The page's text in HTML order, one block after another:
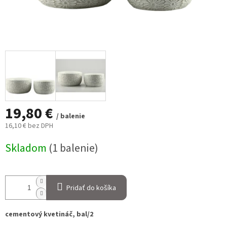
19,80 € / balenie
16,10 € bez DPH
cena:
Skladom (1 balenie)
Pridať do košíka
cementový kvetináč, bal/2